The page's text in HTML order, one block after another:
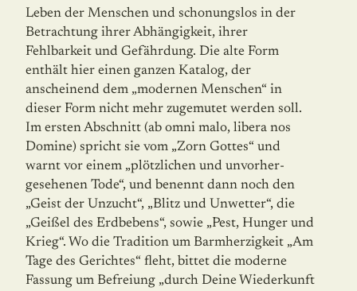
Leben der Menschen und schonungslos in der
Betrachtung ihrer Abhängigkeit, ihrer
Fehlbarkeit und Gefährdung. Die alte Form
enthält hier einen ganzen Katalog, der
anscheinend dem „modernen Menschen“ in
dieser Form nicht mehr zugemutet werden soll.
Im ersten Abschnitt (ab omni malo, libera nos
Domine) spricht sie vom „Zorn Gottes“ und
warnt vor einem „plötzlichen und unvor­her­
gesehenen Tode“, und benennt dann noch den
„Geist der Unzucht“, „Blitz und Unwetter“, die
„Geißel des Erdbebens“, sowie „Pest, Hunger und
Krieg“. Wo die Tradition um Barm­her­zigkeit „Am
Tage des Gerichtes“ fleht, bittet die moderne
Fassung um Befreiung „durch Deine Wiederkunft